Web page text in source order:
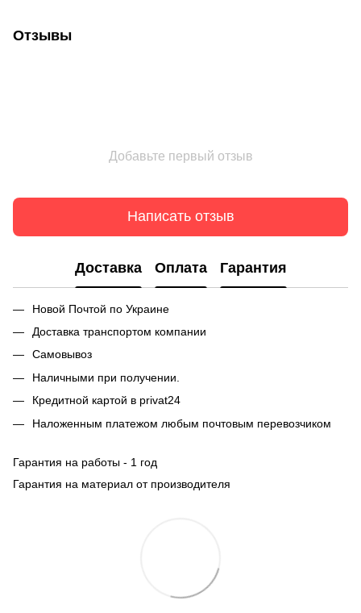
Отзывы
Добавьте первый отзыв
Написать отзыв
Доставка Оплата Гарантия
Новой Почтой по Украине
Доставка транспортом компании
Самовывоз
Наличными при получении.
Кредитной картой в privat24
Наложенным платежом любым почтовым перевозчиком
Гарантия на работы - 1 год
Гарантия на материал от производителя